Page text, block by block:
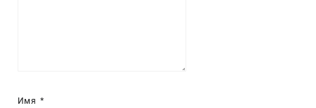
Имя *